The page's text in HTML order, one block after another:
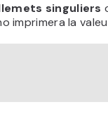
singuliers
imprimera la